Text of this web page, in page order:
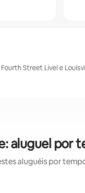
Fourth Street Live! e
aluguel por
aluguéis por